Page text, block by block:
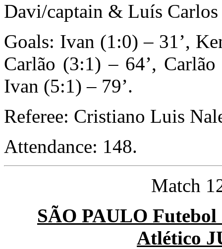
Davi/captain & Luís
Goals: Ivan (1:0) – 31’,
Carlão (3:1) – 64’,
Ivan (5:1) – 79’.
Referee: Cristiano Luis
Attendance: 148.
Match
SÃO PAULO Futebol
Atlético